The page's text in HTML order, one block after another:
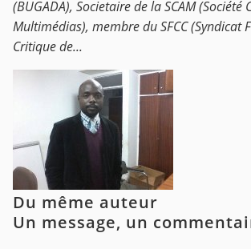
(BUGADA), Societaire de la SCAM (Société
Multimédias), membre du SFCC (Syndicat
Critique de...
Du même auteur
Un message, un